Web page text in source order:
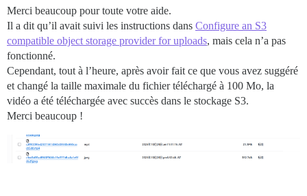
Merci beaucoup pour toute votre aide.
Il a dit qu’il avait suivi les instructions dans Configure an S3
compatible object storage provider for uploads, mais cela n’a pas
fonctionné.
Cependant, tout à l’heure, après avoir fait ce que vous avez suggéré
et changé la taille maximale du fichier téléchargé à 100 Mo, la
vidéo a été téléchargée avec succès dans le stockage S3.
Merci beaucoup !